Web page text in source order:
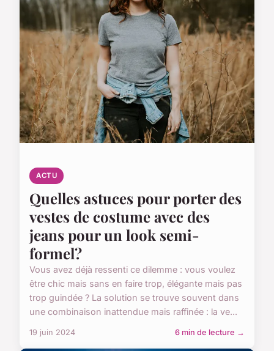
ACTU
Quelles astuces pour porter des
vestes de costume avec des
jeans pour un look semi-
formel?
Vous avez déjà ressenti ce dilemme : vous voulez
être chic mais sans en faire trop, élégante mais pas
trop guindée ? La solution se trouve souvent dans
une combinaison inattendue mais raffinée : la ve...
19 juin 2024 6 min de lecture →